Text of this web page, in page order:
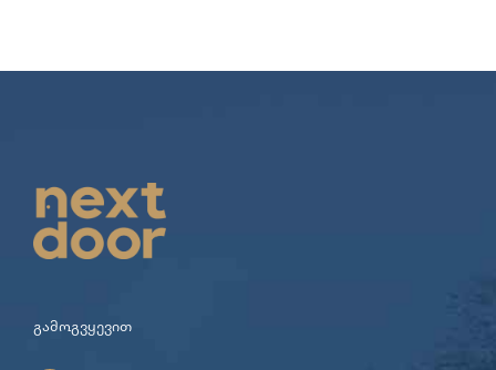
გამოგვყევით